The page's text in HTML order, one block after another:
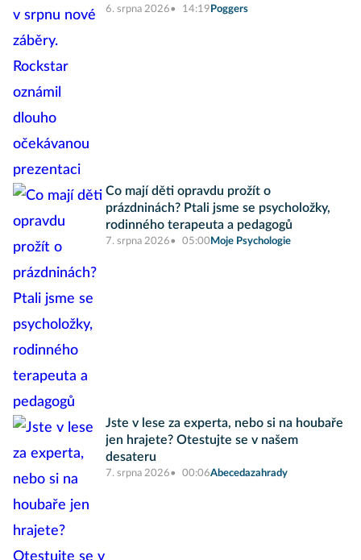
6. srpna 2026 14:19 Poggers
Co mají děti opravdu prožít o
prázdninách? Ptali jsme se psycholožky,
rodinného terapeuta a pedagogů
7. srpna 2026 05:00 Moje Psychologie
Jste v lese za experta, nebo si na houbaře
jen hrajete? Otestujte se v našem
desateru
7. srpna 2026 00:06Abecedazahrady